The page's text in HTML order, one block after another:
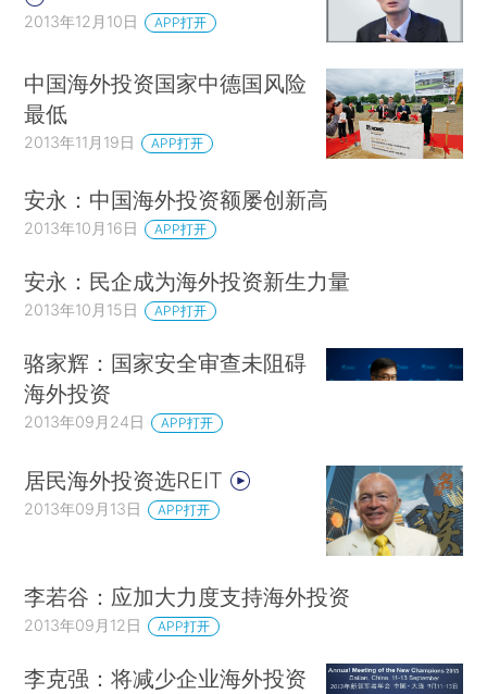
2013年12月10日 APP打开
中国海外投资国家中德国风险
最低
2013年11月19日 APP打开
安永：中国海外投资额屡创新高
2013年10月16日 APP打开
安永：民企成为海外投资新生力量
2013年10月15日 APP打开
骆家辉：国家安全审查未阻碍
海外投资
2013年09月24日 APP打开
居民海外投资选REIT
2013年09月13日 APP打开
李若谷：应加大力度支持海外投资
2013年09月12日 APP打开
李克强：将减少企业海外投资